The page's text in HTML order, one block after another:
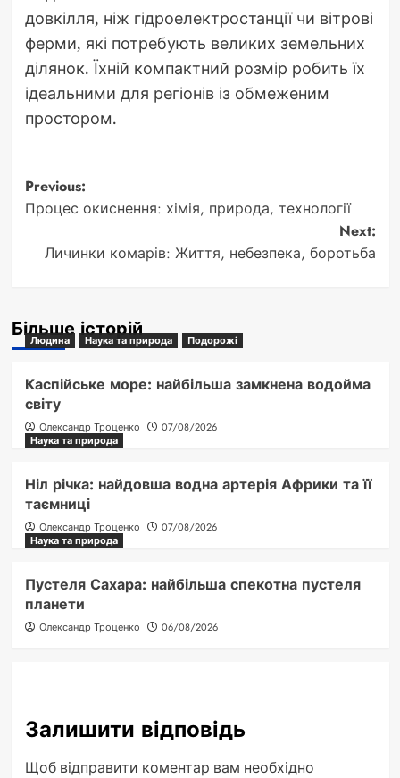
довкілля, ніж гідроелектростанції чи вітрові
ферми, які потребують великих земельних
ділянок. Їхній компактний розмір робить їх
ідеальними для регіонів із обмеженим
простором.
Post
navigation
Previous:
Процес окиснення: хімія, природа, технології
Next:
Личинки комарів: Життя, небезпека, боротьба
Більше історій
Людина Наука та природа Подорожі
Каспійське море: найбільша замкнена водойма
світу
Олександр Троценко
07/08/2026
Наука та природа
Ніл річка: найдовша водна артерія Африки та її
таємниці
Олександр Троценко
07/08/2026
Наука та природа
Пустеля Сахара: найбільша спекотна пустеля
планети
Олександр Троценко 06/08/2026
Залишити відповідь
Щоб відправити коментар вам необхідно